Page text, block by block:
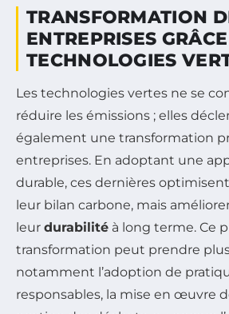
TRANSFORMATION
ENTREPRISES
TECHNOLOGIES
Les technologies vertes ne se
réduire les émissions ; elles
également une transformation
entreprises. En adoptant une
durable, ces dernières
leur bilan carbone, mais
leur durabilité à long terme. Ce
transformation peut prendre
notamment l’adoption de
responsables, la mise en œuvre